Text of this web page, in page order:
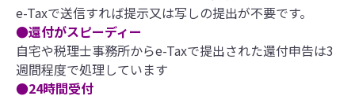
e-Taxで送信すれば提示又は写しの提出が不要です。
●還付がスピーディー
自宅や税理士事務所からe-Taxで提出された還付申告は3
週間程度で処理しています
●24時間受付